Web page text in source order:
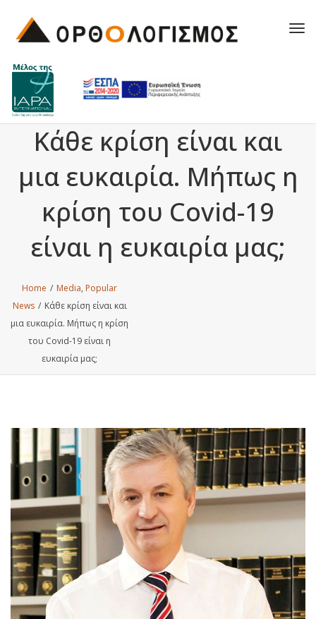
Κάθε κρίση είναι και
μια ευκαιρία. Μήπως η
κρίση του Covid-19
είναι η ευκαιρία μας;
Home / Media, Popular
News / Κάθε κρίση είναι και
μια ευκαιρία. Μήπως η κρίση
του Covid-19 είναι η
ευκαιρία μας;